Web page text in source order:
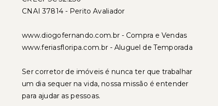
CNAI 37814 - Perito Avaliador
www.diogofernando.com.br - Compra e Vendas
www.feriasfloripa.com.br - Aluguel de Temporada
Ser corretor de imóveis é nunca ter que trabalhar
um dia sequer na vida, nossa missão é entender
para ajudar as pessoas.